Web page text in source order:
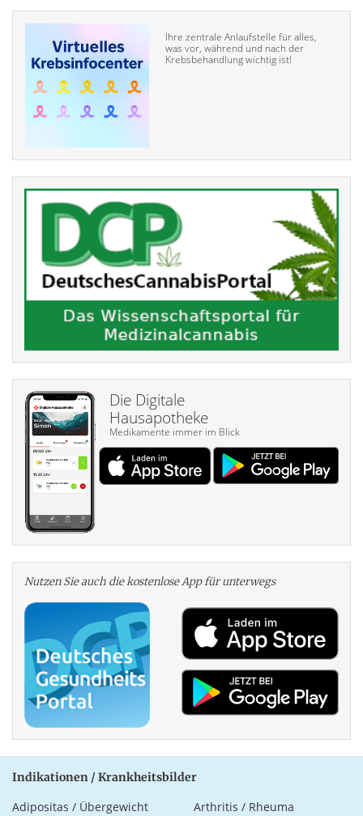
Ihre zentrale Anlaufstelle für alles,
was vor, während und nach der
Krebsbehandlung wichtig ist!
Die Digitale
Hausapotheke
Medikamente immer im Blick
Nutzen Sie auch die kosten­lose App für unterwegs
Indikationen / Krankheitsbilder
Adipositas / Übergewicht
Arthritis / Rheuma